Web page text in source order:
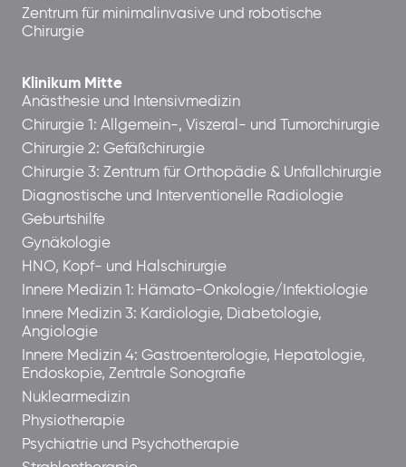
Zentrum für minimalinvasive und robotische
Chirurgie
Klinikum Mitte
Anästhesie und Intensivmedizin
Chirurgie 1: Allgemein-, Viszeral- und Tumorchirurgie
Chirurgie 2: Gefäßchirurgie
Chirurgie 3: Zentrum für Orthopädie & Unfallchirurgie
Diagnostische und Interventionelle Radiologie
Geburtshilfe
Gynäkologie
HNO, Kopf- und Halschirurgie
Innere Medizin 1: Hämato-Onkologie/Infektiologie
Innere Medizin 3: Kardiologie, Diabetologie,
Angiologie
Innere Medizin 4: Gastroenterologie, Hepatologie,
Endoskopie, Zentrale Sonografie
Nuklearmedizin
Physiotherapie
Psychiatrie und Psychotherapie